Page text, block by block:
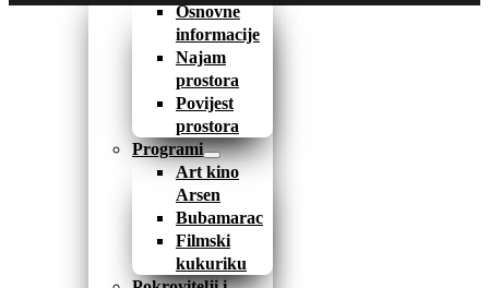
Osnovne
informacije
Najam
prostora
Povijest
prostora
Programi
Art kino
Arsen
Bubamarac
Filmski
kukuriku